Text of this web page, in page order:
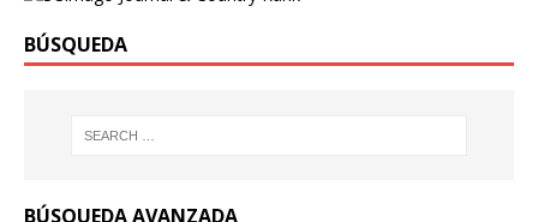
BÚSQUEDA
BÚSQUEDA AVANZADA